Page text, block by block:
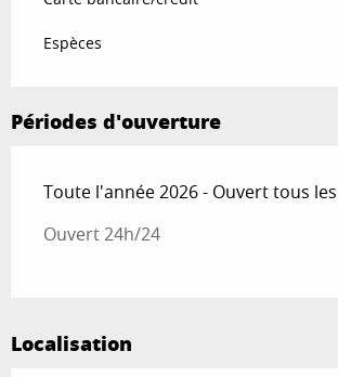
Espèces
Périodes d'ouverture
Toute l'année 2026 - Ouvert tous
Ouvert 24h/24
Localisation